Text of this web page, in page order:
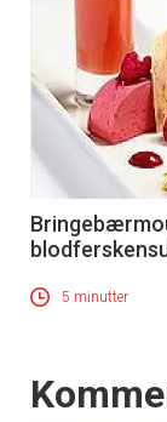
5 minutter
Events